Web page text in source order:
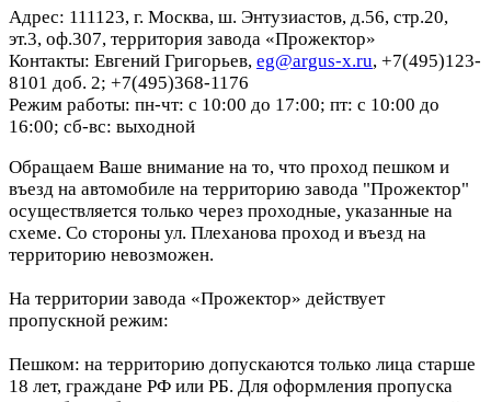
Адрес: 111123, г. Москва, ш. Энтузиастов, д.56, стр.20,
эт.3, оф.307, территория завода «Прожектор»
Контакты: Евгений Григорьев, eg@argus-x.ru, +7(495)123-
8101 доб. 2; +7(495)368-1176
Режим работы: пн-чт: с 10:00 до 17:00; пт: с 10:00 до
16:00; сб-вс: выходной
Обращаем Ваше внимание на то, что проход пешком и
въезд на автомобиле на территорию завода "Прожектор"
осуществляется только через проходные, указанные на
схеме. Со стороны ул. Плеханова проход и въезд на
территорию невозможен.
На территории завода «Прожектор» действует
пропускной режим:
Пешком: на территорию допускаются только лица старше
18 лет, граждане РФ или РБ. Для оформления пропуска